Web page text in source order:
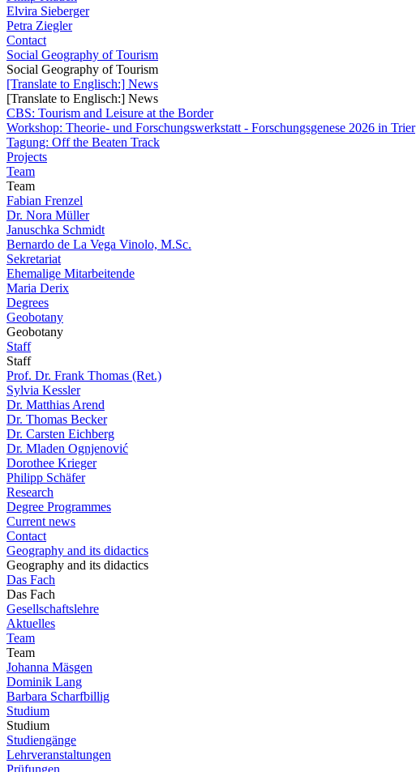
Elvira Sieberger
Petra Ziegler
Contact
Social Geography of Tourism
Social Geography of Tourism
[Translate to Englisch:] News
[Translate to Englisch:] News
CBS: Tourism and Leisure at the Border
Workshop: Theorie- und Forschungswerkstatt - Forschungsgenese 2026 in Trier
Tagung: Off the Beaten Track
Projects
Team
Team
Fabian Frenzel
Dr. Nora Müller
Januschka Schmidt
Bernardo de La Vega Vinolo, M.Sc.
Sekretariat
Ehemalige Mitarbeitende
Maria Derix
Degrees
Geobotany
Geobotany
Staff
Staff
Prof. Dr. Frank Thomas (Ret.)
Sylvia Kessler
Dr. Matthias Arend
Dr. Thomas Becker
Dr. Carsten Eichberg
Dr. Mladen Ognjenović
Dorothee Krieger
Philipp Schäfer
Research
Degree Programmes
Current news
Contact
Geography and its didactics
Geography and its didactics
Das Fach
Das Fach
Gesellschaftslehre
Aktuelles
Team
Team
Johanna Mäsgen
Dominik Lang
Barbara Scharfbillig
Studium
Studium
Studiengänge
Lehrveranstaltungen
Prüfungen